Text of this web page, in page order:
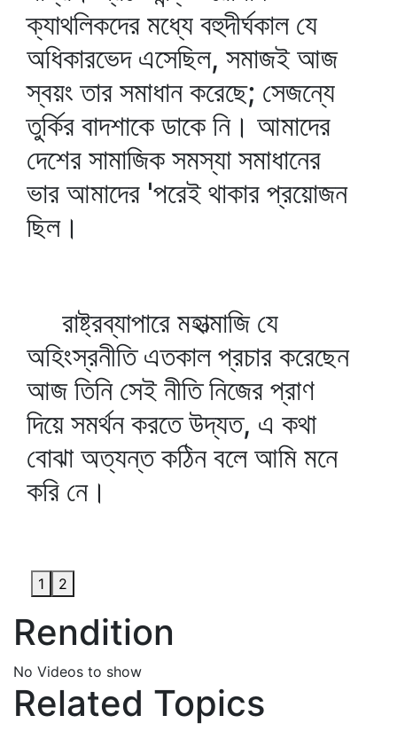
ক্যাথলিকদের মধ্যে বহুদীর্ঘকাল যে
অধিকারভেদ এসেছিল, সমাজই আজ
স্বয়ং তার সমাধান করেছে; সেজন্যে
তুর্কির বাদশাকে ডাকে নি। আমাদের
দেশের সামাজিক সমস্যা সমাধানের
ভার আমাদের 'পরেই থাকার প্রয়োজন
ছিল।
রাষ্ট্রব্যাপারে মহাত্মাজি যে
অহিংস্রনীতি এতকাল প্রচার করেছেন
আজ তিনি সেই নীতি নিজের প্রাণ
দিয়ে সমর্থন করতে উদ্যত, এ কথা
বোঝা অত্যন্ত কঠিন বলে আমি মনে
করি নে।
1 2
Rendition
No Videos to show
Related Topics